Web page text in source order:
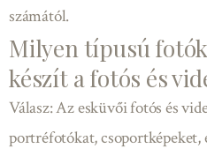
számától.
Milyen típusú
készít a fotós és
Válasz: Az esküvői fotós és
portréfotókat, csoportképeket,